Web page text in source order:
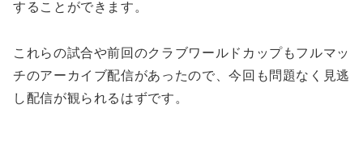
することができます。
これらの試合や前回のクラブワールドカップもフルマッ
チのアーカイブ配信があったので、今回も問題なく見逃
し配信が観られるはずです。